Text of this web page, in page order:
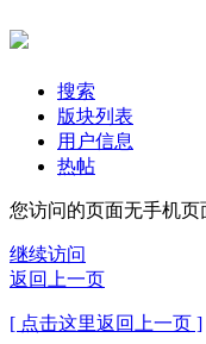
搜索
版块列表
用户信息
热帖
您访问的页面无手机页
继续访问
返回上一页
[ 点击这里返回上一页 ]